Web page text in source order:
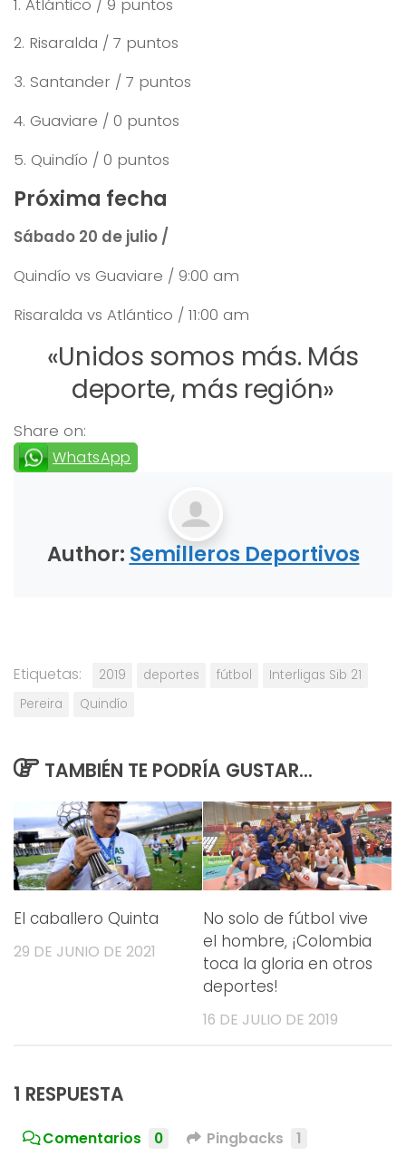
2. Risaralda / 7 puntos
3. Santander / 7 puntos
4. Guaviare / 0 puntos
5. Quindío / 0 puntos
Próxima fecha
Sábado 20 de julio /
Quindío vs Guaviare / 9:00 am
Risaralda vs Atlántico / 11:00 am
«Unidos somos más. Más
deporte, más región»
Share on:
WhatsApp
Author: Semilleros Deportivos
Etiquetas: 2019 deportes fútbol
Interligas Sib 21
Pereira
Quindío
TAMBIÉN TE PODRÍA GUSTAR...
El caballero Quinta
29 DE JUNIO DE 2021
No solo de fútbol vive
el hombre, ¡Colombia
toca la gloria en otros
deportes!
16 DE JULIO DE 2019
1 RESPUESTA
Comentarios 0 Pingbacks 1